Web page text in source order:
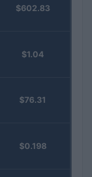
$602.83
$1.04
$76.31
$0.198